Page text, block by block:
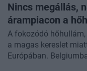
Nincs megállás,
árampiacon a
A fokozódó
a magas kereslet
Európában.